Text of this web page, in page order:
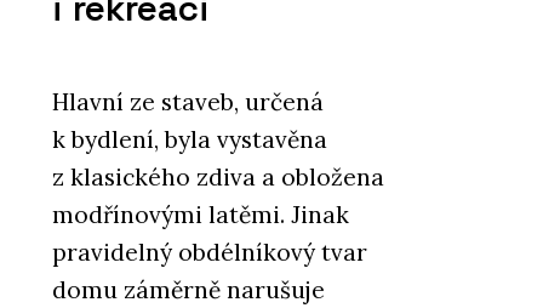
Hlavní ze staveb, určená
k bydlení, byla vystavěna
z klasického zdiva a obložena
modřínovými latěmi. Jinak
pravidelný obdélníkový tvar
domu záměrně narušuje